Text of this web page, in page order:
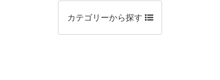
カテゴリーから探す